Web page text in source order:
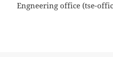
Engneering office (tse-